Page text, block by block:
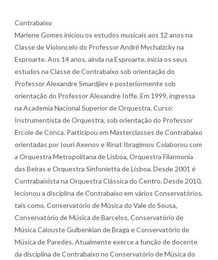
Contrabaixo
Marlene Gomes iniciou os estudos musicais aos 12 anos na
Classe de Violoncelo do Professor André Mychalzcky na
Esproarte. Aos 14 anos, ainda na Esproarte, inicia os seus
estudos na Classe de Contrabaixo sob orientação do
Professor Alexandre Smardjiev e posteriormente sob
orientação do Professor Alexandre Ioffe. Em 1999, ingressa
na Academia Nacional Superior de Orquestra, Curso:
Instrumentista de Orquestra, sob orientação do Professor
Ercole de Conca. Participou em Masterclasses de Contrabaixo
orientadas por Iouri Axenov e Rinat Ibragimov. Colaborou com
a Orquestra Metropolitana de Lisboa, Orquestra Filarmonia
das Beiras e Orquestra Sinfonietta de Lisboa. Desde 2001 é
Contrabaixista na Orquestra Clássica do Centro. Desde 2010,
lecionou a disciplina de Contrabaixo em vários Conservatórios,
tais como, Conservatório de Música do Vale do Sousa,
Conservatório de Música de Barcelos, Conservatório de
Música Calouste Gulbenkian de Braga e Conservatório de
Música de Paredes. Atualmente exerce a função de docente
da disciplina de Contrabaixo no Conservatório de Música do